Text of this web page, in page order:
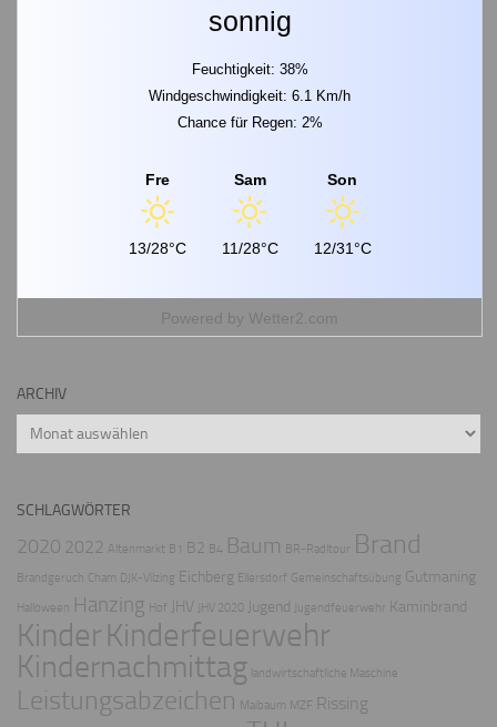
sonnig
Feuchtigkeit: 38%
Windgeschwindigkeit: 6.1 Km/h
Chance für Regen: 2%
Fre
13/28°C
Sam
11/28°C
Son
12/31°C
Powered by Wetter2.com
ARCHIV
Archiv
SCHLAGWÖRTER
2020 2022 Altenmarkt B1 B2 B4 Baum BR-Radltour Brand
Brandgeruch Cham DJK-Vilzing Eichberg Ellersdorf Gemeinschaftsübung Gutmaning
Halloween Hanzing Hof JHV JHV 2020 Jugend Jugendfeuerwehr Kaminbrand
Kinder Kinderfeuerwehr
Kindernachmittag landwirtschaftliche Maschine
Leistungsabzeichen Maibaum MZF Rissing